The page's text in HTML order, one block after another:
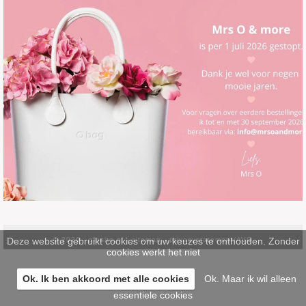
© 2026 -pinsite.nl-sitemap-privacystatement/AVG
Deze website gebruikt cookies om uw keuzes te onthouden. Zonder
cookies werkt het niet
Ok. Ik ben akkoord met alle cookies
Ok. Maar ik wil alleen
essentiele cookies